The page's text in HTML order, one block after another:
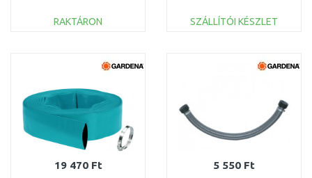
RAKTÁRON
Összehasonlítás
SZÁLLÍTÓI KÉSZLET
Összehasonlítás
19 470 Ft 5 550 Ft